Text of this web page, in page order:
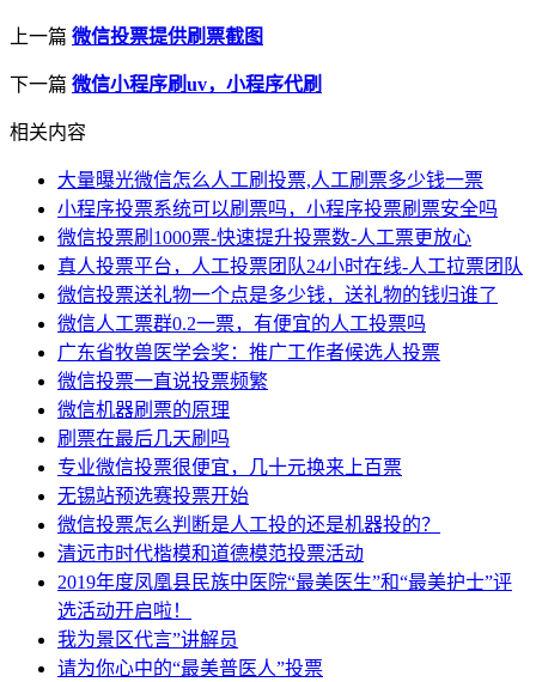
上一篇 微信投票提供刷票截图
下一篇 微信小程序刷uv，小程序代刷
相关内容
大量曝光微信怎么人工刷投票,人工刷票多少钱一票
小程序投票系统可以刷票吗，小程序投票刷票安全吗
微信投票刷1000票-快速提升投票数-人工票更放心
真人投票平台，人工投票团队24小时在线-人工拉票团队
微信投票送礼物一个点是多少钱，送礼物的钱归谁了
微信人工票群0.2一票，有便宜的人工投票吗
广东省牧兽医学会奖：推广工作者候选人投票
微信投票一直说投票频繁
微信机器刷票的原理
刷票在最后几天刷吗
专业微信投票很便宜，几十元换来上百票
无锡站预选赛投票开始
微信投票怎么判断是人工投的还是机器投的？
清远市时代楷模和道德模范投票活动
2019年度凤凰县民族中医院“最美医生”和“最美护士”评
选活动开启啦！
我为景区代言”讲解员
请为你心中的“最美普医人”投票